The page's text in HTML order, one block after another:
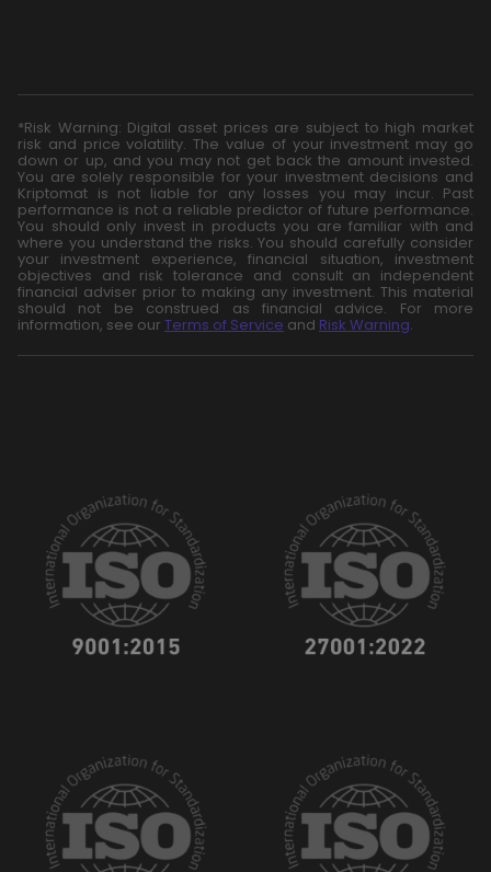
*Risk Warning: Digital asset prices are subject to high market
risk and price volatility. The value of your investment may go
down or up, and you may not get back the amount invested.
You are solely responsible for your investment decisions and
Kriptomat is not liable for any losses you may incur. Past
performance is not a reliable predictor of future performance.
You should only invest in products you are familiar with and
where you understand the risks. You should carefully consider
your investment experience, financial situation, investment
objectives and risk tolerance and consult an independent
financial adviser prior to making any investment. This material
should not be construed as financial advice. For more
information, see our Terms of Service and Risk Warning.